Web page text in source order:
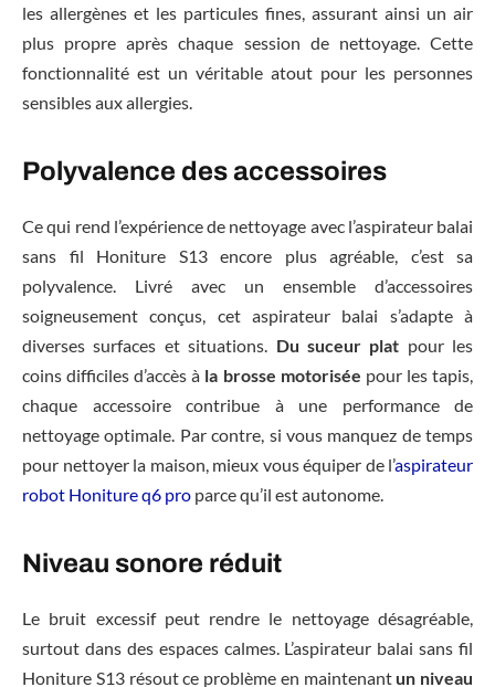
les allergènes et les particules fines, assurant ainsi un air
plus propre après chaque session de nettoyage. Cette
fonctionnalité est un véritable atout pour les personnes
sensibles aux allergies.
Polyvalence des accessoires
Ce qui rend l’expérience de nettoyage avec l’aspirateur balai
sans fil Honiture S13 encore plus agréable, c’est sa
polyvalence. Livré avec un ensemble d’accessoires
soigneusement conçus, cet aspirateur balai s’adapte à
diverses surfaces et situations. Du suceur plat pour les
coins difficiles d’accès à la brosse motorisée pour les tapis,
chaque accessoire contribue à une performance de
nettoyage optimale. Par contre, si vous manquez de temps
pour nettoyer la maison, mieux vous équiper de l’aspirateur
robot Honiture q6 pro parce qu’il est autonome.
Niveau sonore réduit
Le bruit excessif peut rendre le nettoyage désagréable,
surtout dans des espaces calmes. L’aspirateur balai sans fil
Honiture S13 résout ce problème en maintenant un niveau